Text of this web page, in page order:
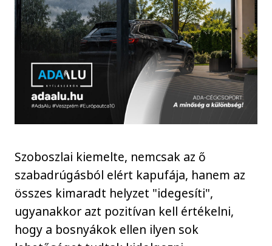
Szoboszlai kiemelte, nemcsak az ő
szabadrúgásból elért kapufája, hanem az
összes kimaradt helyzet "idegesíti",
ugyanakkor azt pozitívan kell értékelni,
hogy a bosnyákok ellen ilyen sok